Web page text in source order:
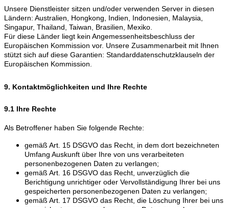
Unsere Dienstleister sitzen und/oder verwenden Server in diesen
Ländern: Australien, Hongkong, Indien, Indonesien, Malaysia,
Singapur, Thailand, Taiwan, Brasilien, Mexiko.
Für diese Länder liegt kein Angemessenheitsbeschluss der
Europäischen Kommission vor. Unsere Zusammenarbeit mit Ihnen
stützt sich auf diese Garantien: Standarddatenschutzklauseln der
Europäischen Kommission.
9. Kontaktmöglichkeiten und Ihre Rechte
9.1 Ihre Rechte
Als Betroffener haben Sie folgende Rechte:
gemäß Art. 15 DSGVO das Recht, in dem dort bezeichneten
Umfang Auskunft über Ihre von uns verarbeiteten
personenbezogenen Daten zu verlangen;
gemäß Art. 16 DSGVO das Recht, unverzüglich die
Berichtigung unrichtiger oder Vervollständigung Ihrer bei uns
gespeicherten personenbezogenen Daten zu verlangen;
gemäß Art. 17 DSGVO das Recht, die Löschung Ihrer bei uns